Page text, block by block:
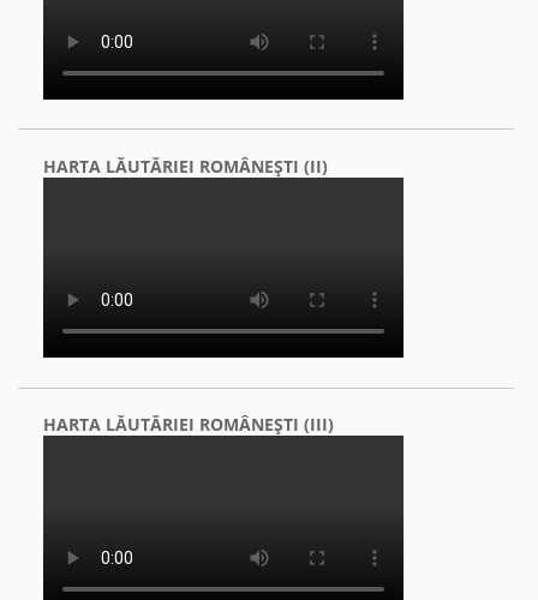
HARTA LĂUTĂRIEI ROMÂNEŞTI (II)
HARTA LĂUTĂRIEI ROMÂNEŞTI (III)